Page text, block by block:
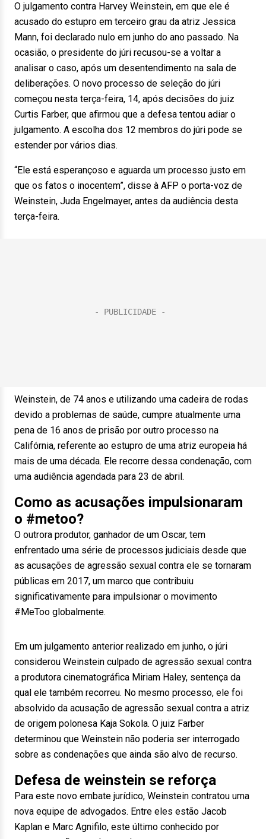
O julgamento contra Harvey Weinstein, em que ele é
acusado do estupro em terceiro grau da atriz Jessica
Mann, foi declarado nulo em junho do ano passado. Na
ocasião, o presidente do júri recusou-se a voltar a
analisar o caso, após um desentendimento na sala de
deliberações. O novo processo de seleção do júri
começou nesta terça-feira, 14, após decisões do juiz
Curtis Farber, que afirmou que a defesa tentou adiar o
julgamento. A escolha dos 12 membros do júri pode se
estender por vários dias.
“Ele está esperançoso e aguarda um processo justo em
que os fatos o inocentem”, disse à AFP o porta-voz de
Weinstein, Juda Engelmayer, antes da audiência desta
terça-feira.
Weinstein, de 74 anos e utilizando uma cadeira de rodas
devido a problemas de saúde, cumpre atualmente uma
pena de 16 anos de prisão por outro processo na
Califórnia, referente ao estupro de uma atriz europeia há
mais de uma década. Ele recorre dessa condenação, com
uma audiência agendada para 23 de abril.
Como as acusações impulsionaram
o #metoo?
O outrora produtor, ganhador de um Oscar, tem
enfrentado uma série de processos judiciais desde que
as acusações de agressão sexual contra ele se tornaram
públicas em 2017, um marco que contribuiu
significativamente para impulsionar o movimento
#MeToo globalmente.
Em um julgamento anterior realizado em junho, o júri
considerou Weinstein culpado de agressão sexual contra
a produtora cinematográfica Miriam Haley, sentença da
qual ele também recorreu. No mesmo processo, ele foi
absolvido da acusação de agressão sexual contra a atriz
de origem polonesa Kaja Sokola. O juiz Farber
determinou que Weinstein não poderia ser interrogado
sobre as condenações que ainda são alvo de recurso.
Defesa de weinstein se reforça
Para este novo embate jurídico, Weinstein contratou uma
nova equipe de advogados. Entre eles estão Jacob
Kaplan e Marc Agnifilo, este último conhecido por